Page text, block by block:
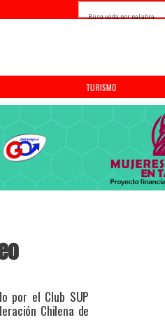
TURISMO
Búsqueda por palabra
por el Club SUP
Chilena de